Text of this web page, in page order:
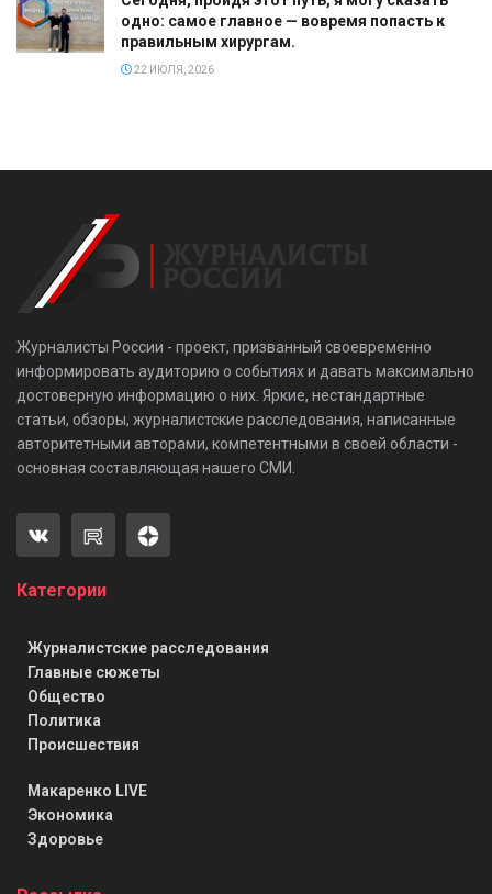
одно: самое главное — вовремя попасть к
правильным хирургам.
22 ИЮЛЯ, 2026
Журналисты России - проект, призванный своевременно
информировать аудиторию о событиях и давать максимально
достоверную информацию о них. Яркие, нестандартные
статьи, обзоры, журналистские расследования, написанные
авторитетными авторами, компетентными в своей области -
основная составляющая нашего СМИ.
Категории
Журналистские расследования
Главные сюжеты
Общество
Политика
Происшествия
Макаренко LIVE
Экономика
Здоровье